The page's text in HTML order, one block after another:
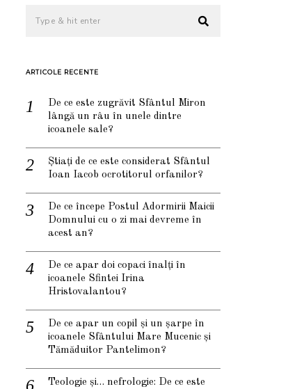
ARTICOLE RECENTE
De ce este zugrăvit Sfântul Miron
lângă un râu în unele dintre
icoanele sale?
Știați de ce este considerat Sfântul
Ioan Iacob ocrotitorul orfanilor?
De ce începe Postul Adormirii Maicii
Domnului cu o zi mai devreme în
acest an?
De ce apar doi copaci înalți în
icoanele Sfintei Irina
Hristovalantou?
De ce apar un copil și un șarpe în
icoanele Sfântului Mare Mucenic și
Tămăduitor Pantelimon?
Teologie și… nefrologie: De ce este